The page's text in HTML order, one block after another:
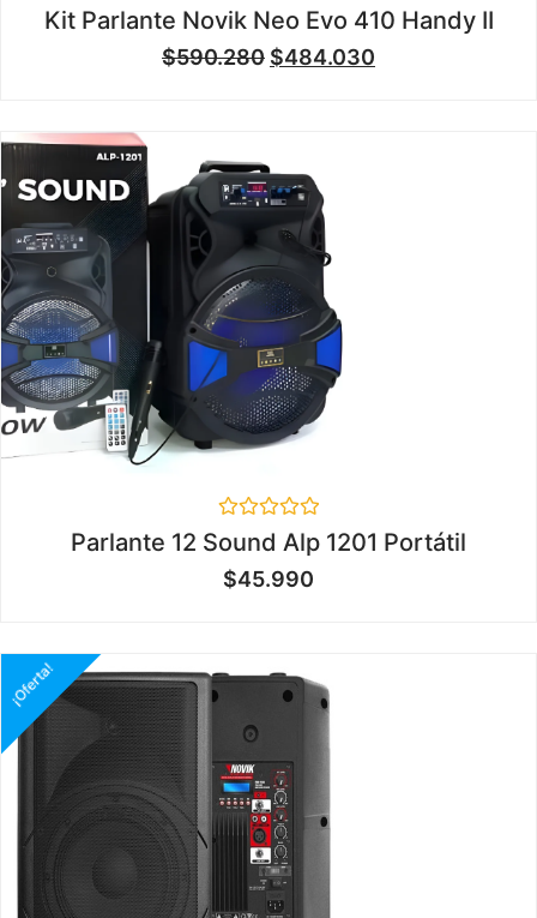
Valorado
en
0
de
Kit Parlante Novik Neo Evo 410 Handy II
$590.280 $484.030
Valorado
en
0
de
Parlante 12 Sound Alp 1201 Portátil
$45.990
¡Oferta!